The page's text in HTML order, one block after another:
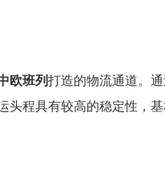
欧班列打造的物流通道。
头程具有较高的稳定性，